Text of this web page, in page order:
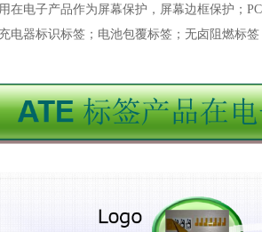
在电子产品作为屏幕保护，屏幕边框保护；
电器标识标签；电池包覆标签；无卤阻燃标